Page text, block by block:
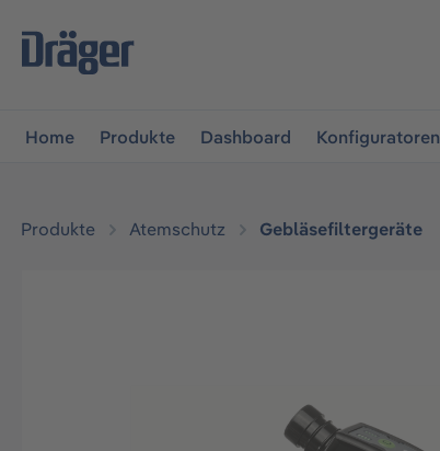
springen
Home Produkte Dashboard Konfiguratoren
Produkte Atemschutz Gebläsefiltergeräte